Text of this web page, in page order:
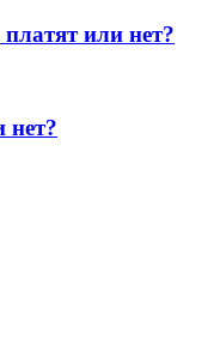
или нет?
нет?